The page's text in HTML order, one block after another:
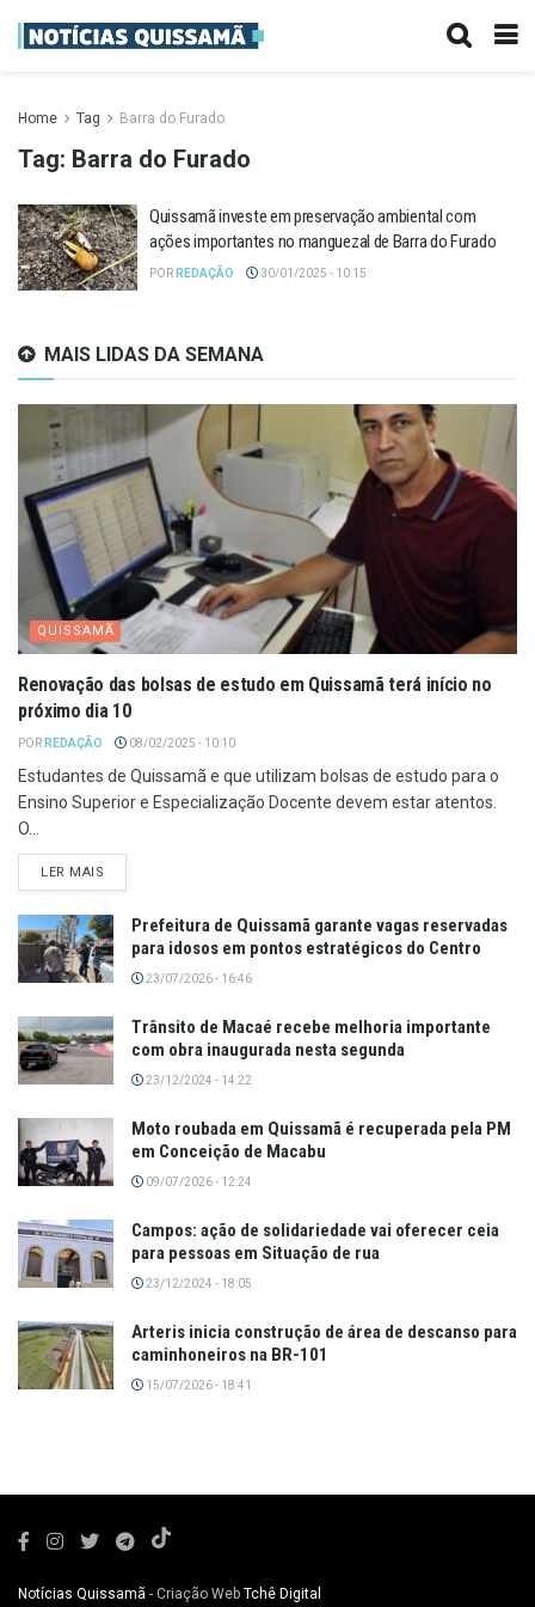
Home Tag Barra do Furado
Tag: Barra do Furado
Quissamã investe em preservação ambiental com
ações importantes no manguezal de Barra do Furado
POR REDAÇÃO 30/01/2025 - 10:15
MAIS LIDAS DA SEMANA
QUISSAMÃ
Renovação das bolsas de estudo em Quissamã terá início no
próximo dia 10
POR REDAÇÃO 08/02/2025 - 10:10
Estudantes de Quissamã e que utilizam bolsas de estudo para o
Ensino Superior e Especialização Docente devem estar atentos.
O...
LER MAIS
Prefeitura de Quissamã garante vagas reservadas
para idosos em pontos estratégicos do Centro
23/07/2026 - 16:46
Trânsito de Macaé recebe melhoria importante
com obra inaugurada nesta segunda
23/12/2024 - 14:22
Moto roubada em Quissamã é recuperada pela PM
em Conceição de Macabu
09/07/2026 - 12:24
Campos: ação de solidariedade vai oferecer ceia
para pessoas em Situação de rua
23/12/2024 - 18:05
Arteris inicia construção de área de descanso para
caminhoneiros na BR-101
15/07/2026 - 18:41
Notícias Quissamã - Criação Web Tchê Digital